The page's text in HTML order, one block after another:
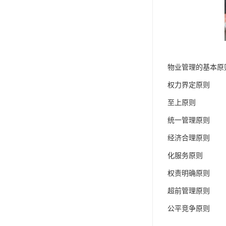
物业管理的基本原
权力界定原则
至上原则
统一管理原则
经济合理原则
化服务原则
权责明确原则
超前管理原则
公平竞争原则